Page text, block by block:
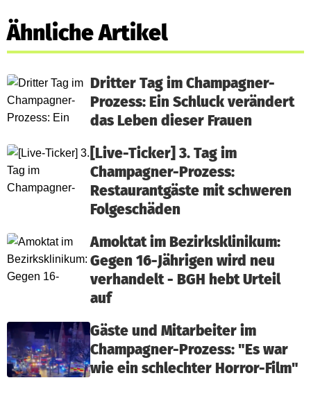
Ähnliche Artikel
Dritter Tag im Champagner-
Prozess: Ein Schluck verändert
das Leben dieser Frauen
[Live-Ticker] 3. Tag im
Champagner-Prozess:
Restaurantgäste mit schweren
Folgeschäden
Amoktat im Bezirksklinikum:
Gegen 16-Jährigen wird neu
verhandelt - BGH hebt Urteil
auf
Gäste und Mitarbeiter im
Champagner-Prozess: "Es war
wie ein schlechter Horror-Film"